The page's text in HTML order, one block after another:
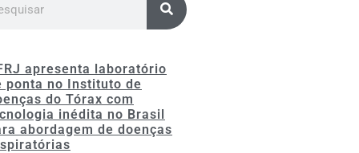
apresenta laboratório
ponta no Instituto de
do Tórax com
inédita no Brasil
abordagem de doenças